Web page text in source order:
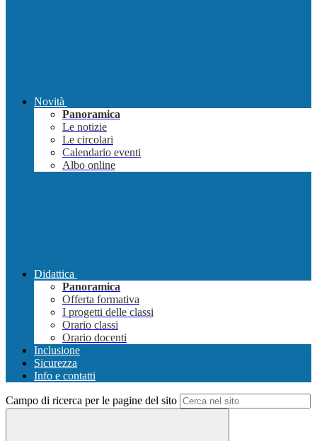
Novità
Panoramica
Le notizie
Le circolari
Calendario eventi
Albo online
Didattica
Panoramica
Offerta formativa
I progetti delle classi
Orario classi
Orario docenti
Inclusione
Sicurezza
Info e contatti
Campo di ricerca per le pagine del sito